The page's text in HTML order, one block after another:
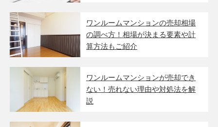
ワンルームマンションの売却相場
の調べ方！相場が決まる要素や計
算方法もご紹介
ワンルームマンションが売却でき
ない！売れない理由や対処法を解
説